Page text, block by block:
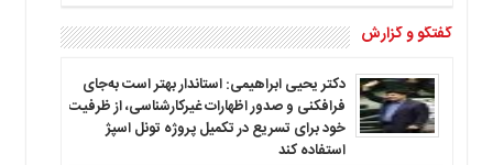
گفتگو و گزارش
دکتر یحیی ابراهیمی: استاندار بهتر است به‌جای
فرافکنی و صدور اظهارات غیرکارشناسی، از ظرفیت
خود برای تسریع در تکمیل پروژه تونل اسپژ
استفاده کند